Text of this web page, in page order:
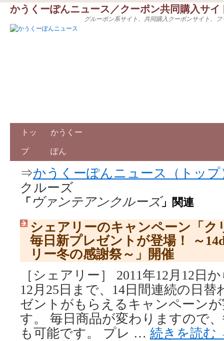
かうくーぽんニュース／クーポン共同購入サ
グルーポン系サイト、共同購入クーポンサイト、
トッ
プ
かうくー
ぽん
⇒かうくーぽんニュース（トップ
クルーズ
「 ヴァンテアンクルーズ」関連
シェアリーのキャンペーン「ク
毎日新プレゼントが登場！ ～
リー冬の感謝祭～」開催
［シェアリー］ 2011年12月12日
12月25日まで、14日間連続の日
ゼントがもらえるキャンペーン
す。 毎日商品が変わりますので
も可能です。 プレ … 続きを読む